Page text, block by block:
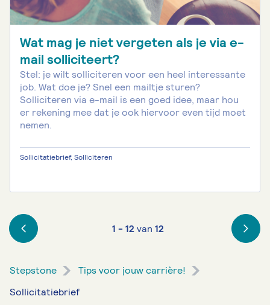
Wat mag je niet vergeten als je via e-
mail solliciteert?
Stel: je wilt solliciteren voor een heel interessante
job. Wat doe je? Snel een mailtje sturen?
Solliciteren via e-mail is een goed idee, maar hou
er rekening mee dat je ook hiervoor even tijd moet
nemen.
Sollicitatiebrief, Solliciteren
1 - 12van 12
Stepstone
Tips voor jouw carrière!
Sollicitatiebrief